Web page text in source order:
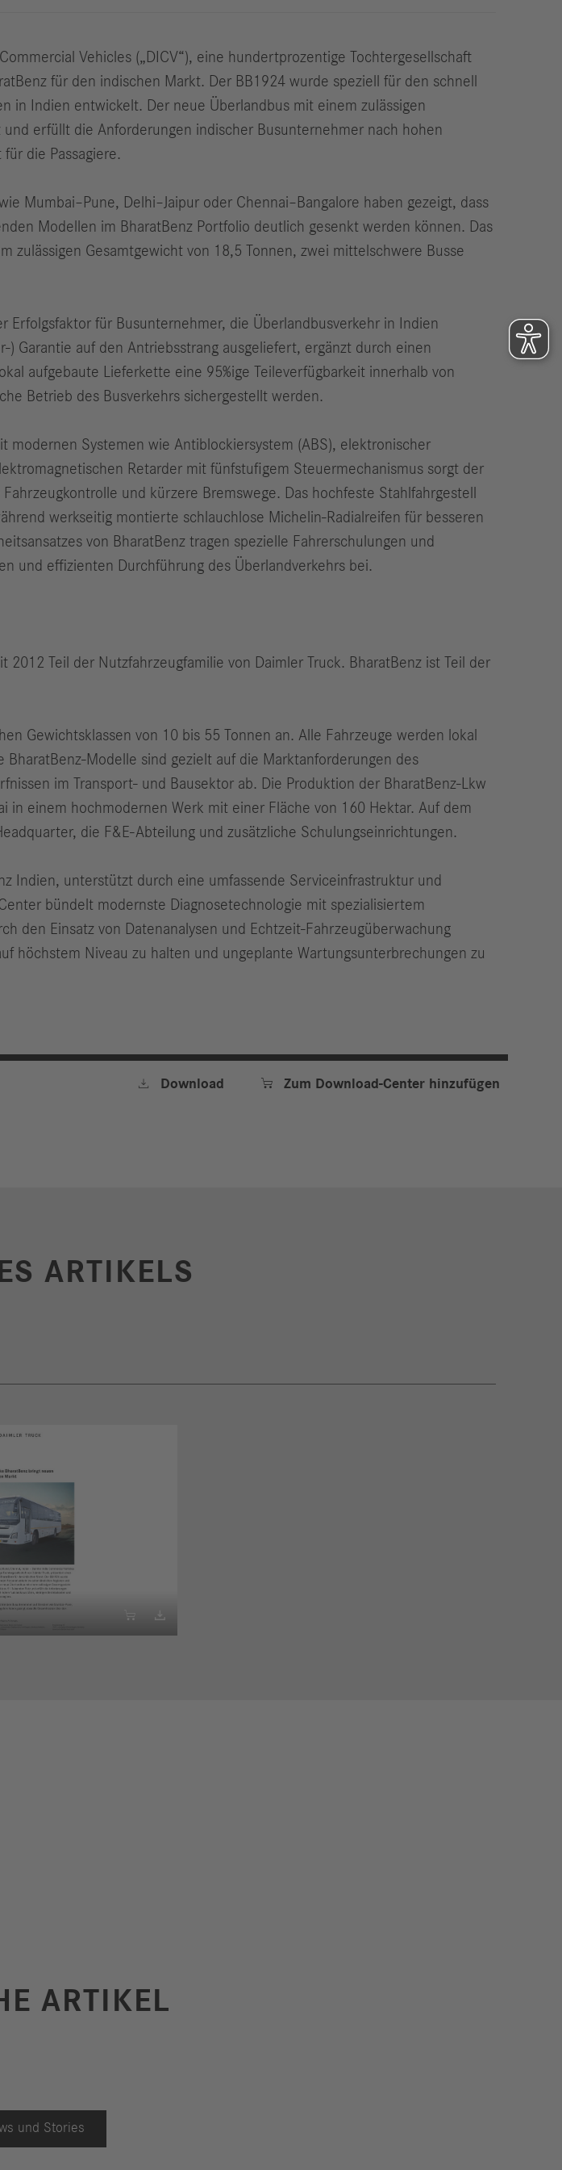
Vehicles („DICV“), eine hundertprozentige Tochtergesellschaft
für den indischen Markt. Der BB1924 wurde speziell für den schnell
in Indien entwickelt. Der neue Überlandbus mit einem zulässigen
erfüllt die Anforderungen indischer Busunternehmer nach hohen
die Passagiere.
Mumbai–Pune, Delhi–Jaipur oder Chennai–Bangalore haben gezeigt, dass
Modellen im BharatBenz Portfolio deutlich gesenkt werden können. Das
Gesamtgewicht von 18,5 Tonnen, zwei mittelschwere Busse
Erfolgsfaktor für Busunternehmer, die Überlandbusverkehr in Indien
Garantie auf den Antriebsstrang ausgeliefert, ergänzt durch einen
aufgebaute Lieferkette eine 95%ige Teileverfügbarkeit innerhalb von
Betrieb des Busverkehrs sichergestellt werden.
Systemen wie Antiblockiersystem (ABS), elektronischer
Retarder mit fünfstufigem Steuermechanismus sorgt der
und kürzere Bremswege. Das hochfeste Stahlfahrgestell
werkseitig montierte schlauchlose Michelin-Radialreifen für besseren
von BharatBenz tragen spezielle Fahrerschulungen und
und effizienten Durchführung des Überlandverkehrs bei.
Teil der Nutzfahrzeugfamilie von Daimler Truck. BharatBenz ist Teil der
Gewichtsklassen von 10 bis 55 Tonnen an. Alle Fahrzeuge werden lokal
Modelle sind gezielt auf die Marktanforderungen des
im Transport- und Bausektor ab. Die Produktion der BharatBenz-Lkw
in einem hochmodernen Werk mit einer Fläche von 160 Hektar. Auf dem
die F&E-Abteilung und zusätzliche Schulungseinrichtungen.
Indien, unterstützt durch eine umfassende Serviceinfrastruktur und
bündelt modernste Diagnosetechnologie mit spezialisiertem
den Einsatz von Datenanalysen und Echtzeit-Fahrzeugüberwachung
höchstem Niveau zu halten und ungeplante Wartungsunterbrechungen zu
 Download  Zum Download-Center hinzufügen
ARTIKELS
 
ARTIKEL
und Stories